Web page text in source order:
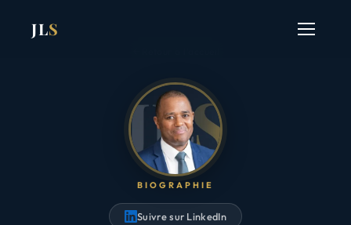
JLS
BIOGRAPHIE
Suivre sur LinkedIn